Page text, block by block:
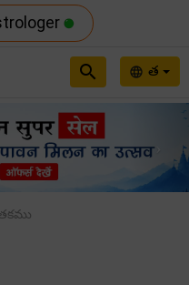
language త
search